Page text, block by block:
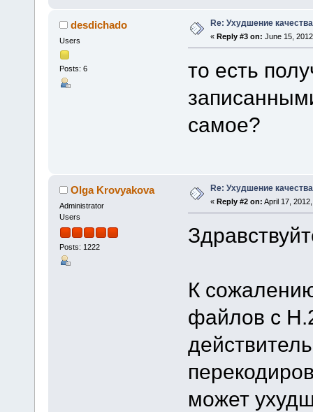
desdichado
Users
Posts: 6
Re: Ухудшение
« Reply #3 on: June 15,
то есть
самое?
Olga Krovyakova
Administrator
Users
Posts: 1222
Re: Ухудшение
« Reply #2 on: April 17,
К
файлов с
может